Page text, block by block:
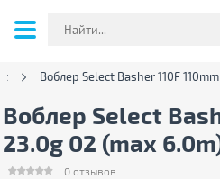
Воблер Select Basher 110F
Воблер Select
23.0g 02 (max
0отзывов